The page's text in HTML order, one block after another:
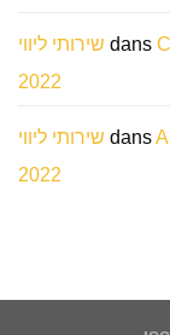
שירותי ליווי dans
2022
שירותי ליווי dans
2022